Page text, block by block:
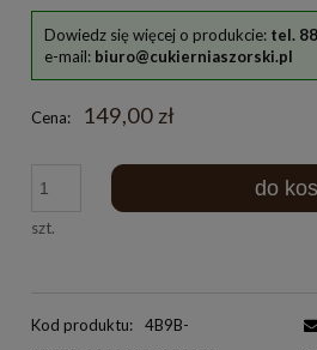
Dowiedz się więcej o produkcie: tel.
e-mail: biuro@cukierniaszorski.pl
Cena: 149,00 zł
szt.
do
Kod produktu:
4B9B-